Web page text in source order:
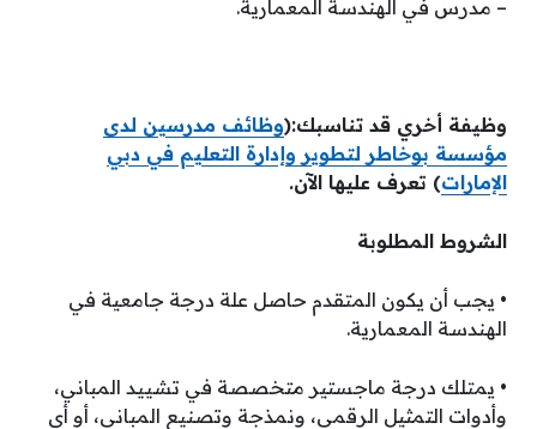
– مدرس في الهندسة المعمارية.
وظيفة أخري قد تناسبك:(وظائف مدرسين لدى
مؤسسة بوخاطر لتطوير وإدارة التعليم في دبي
الإمارات) تعرف عليها الآن.
الشروط المطلوبة
• يجب أن يكون المتقدم حاصل علة درجة جامعية في
الهندسة المعمارية.
• يمتلك درجة ماجستير متخصصة في تشييد المباني،
وأدوات التمثيل الرقمي، ونمذجة وتصنيع المباني، أو أي